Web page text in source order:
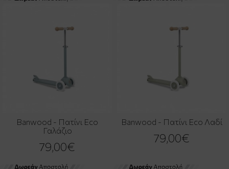
Banwood - Πατίνι Eco
Γαλάζιο
79,00€
Banwood - Πατίνι Eco Λαδί
79,00€